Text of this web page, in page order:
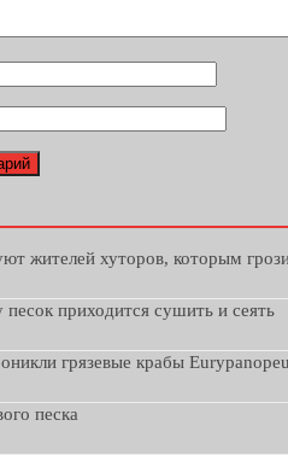
жителей хуторов, которым
приходится сушить и сеять
грязевые крабы
песка